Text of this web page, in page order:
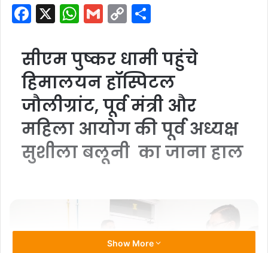
F
c
e
b
o
o
k
X
W
at
s
A
p
p
G
ai
l
C
p
y
Li
n
k
ar
e
सीएम पुष्कर धामी पहुंचे
हिमालयन हॉस्पिटल
जौलीग्रांट, पूर्व मंत्री और
महिला आयोग की पूर्व अध्यक्ष
सुशीला बलूनी का जाना हाल
Show More